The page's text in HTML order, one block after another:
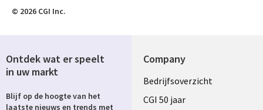
© 2026 CGI Inc.
Company
Useful
links
Bedrijfsoverzicht
CGI 50 jaar
Ontdek wat er speelt
in uw markt
Blijf op de hoogte van het
laatste nieuws en trends met